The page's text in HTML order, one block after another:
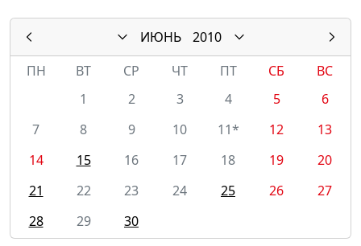
ИЮНЬ
2010
ПН
ВТ СР ЧТ ПТ СБ
ВС
1
2 3 4 5
6
7
8 9 10 11* 12
13
14
15 16 17 18 19
20
21
22 23 24 25 26
27
28
29 30